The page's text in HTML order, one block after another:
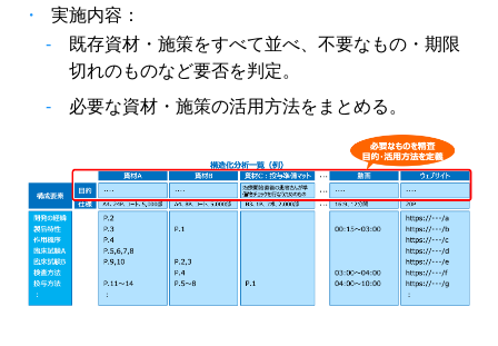
実施内容：
-
既存資材・施策をすべて並べ、不要なもの・期限
切れのものなど要否を判定。
- 必要な資材・施策の活用方法をまとめる。